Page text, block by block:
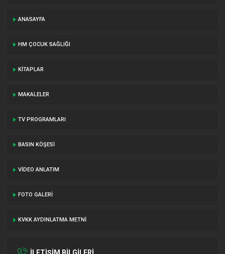
ANASAYFA
HM ÇOCUK SAĞLIĞI
KITAPLAR
MAKALELER
TV PROGRAMLARI
BASIN KÖŞESI
VIDEO ANLATIM
FOTO GALERI
KVKK AYDINLATMA METNI